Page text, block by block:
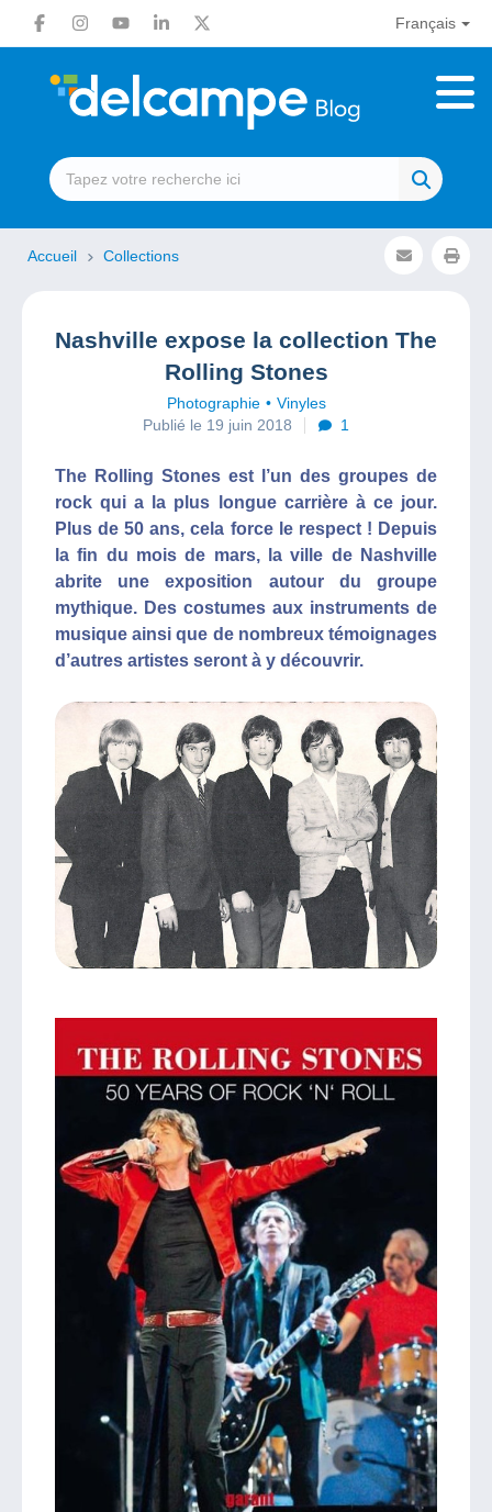
Français
Accueil Collections
Nashville expose la collection The
Rolling Stones
Photographie
Vinyles
Publié le 19 juin 2018
1
The Rolling Stones est l’un des groupes de
rock qui a la plus longue carrière à ce jour.
Plus de 50 ans, cela force le respect ! Depuis
la fin du mois de mars, la ville de Nashville
abrite une exposition autour du groupe
mythique. Des costumes aux instruments de
musique ainsi que de nombreux témoignages
d’autres artistes seront à y découvrir.